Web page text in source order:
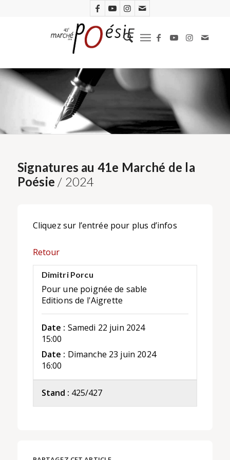
Signatures au 41e Marché de la
Poésie / 2024
Cliquez sur l’entrée pour plus d’infos
Retour
Dimitri Porcu
Pour une poignée de sable
Editions de l'Aigrette
Date : Samedi 22 juin 2024
15:00
Date : Dimanche 23 juin 2024
16:00
Stand : 425/427